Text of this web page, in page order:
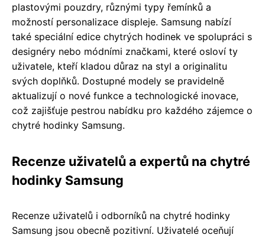
plastovými pouzdry, různými typy řemínků a
možností personalizace displeje. Samsung nabízí
také speciální edice chytrých hodinek ve spolupráci s
designéry nebo módními značkami, které osloví ty
uživatele, kteří kladou důraz na styl a originalitu
svých doplňků. Dostupné modely se pravidelně
aktualizují o nové funkce a technologické inovace,
což zajišťuje pestrou nabídku pro každého zájemce o
chytré hodinky Samsung.
Recenze uživatelů a expertů na chytré
hodinky Samsung
Recenze uživatelů i odborníků na chytré hodinky
Samsung jsou obecně pozitivní. Uživatelé oceňují